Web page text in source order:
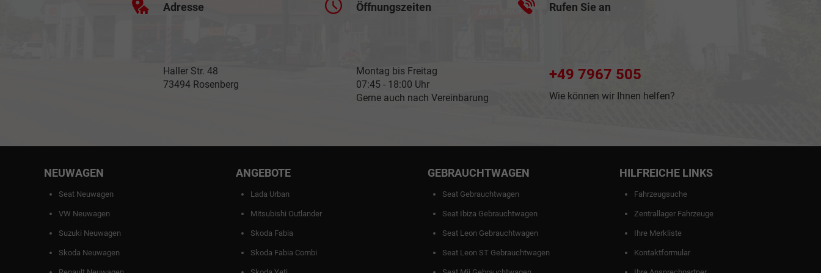
Adresse
Haller Str. 48
73494 Rosenberg
Öffnungszeiten
Montag bis Freitag
07:45 - 18:00 Uhr
Gerne auch nach Vereinbarung
Rufen Sie an
+49 7967 505
Wie können wir Ihnen helfen?
NEUWAGEN
Seat Neuwagen
VW Neuwagen
Suzuki Neuwagen
Skoda Neuwagen
ANGEBOTE
Lada Urban
Mitsubishi Outlander
Skoda Fabia
Skoda Fabia Combi
GEBRAUCHTWAGEN
Seat Gebrauchtwagen
Seat Ibiza Gebrauchtwagen
Seat Leon Gebrauchtwagen
Seat Leon ST Gebrauchtwagen
HILFREICHE LINKS
Fahrzeugsuche
Zentrallager Fahrzeuge
Ihre Merkliste
Kontaktformular